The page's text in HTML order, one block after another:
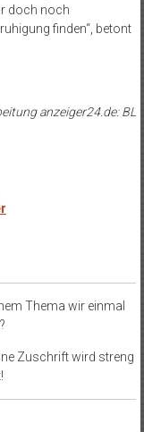
doch noch
finden“, betont
anzeiger24.de: BL
Thema wir einmal
Zuschrift wird streng